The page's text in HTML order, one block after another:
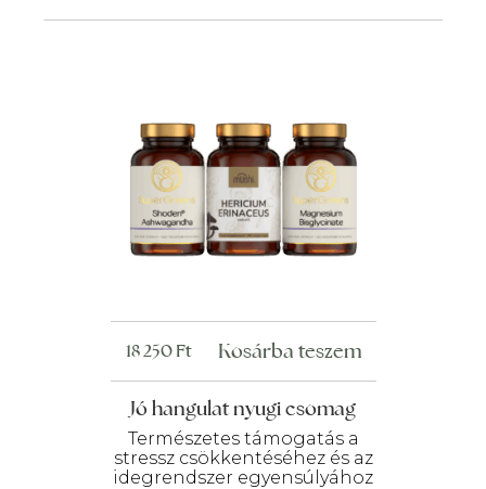
Jó hangulat nyugi csomag
Természetes támogatás a
stressz csökkentéséhez és az
idegrendszer egyensúlyához
18 250Ft Kosárba teszem